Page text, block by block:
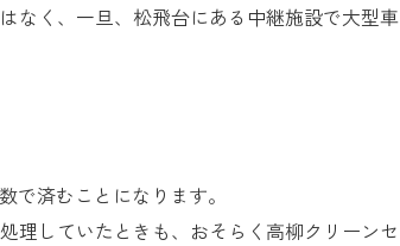
なく、一旦、松飛台にある中継施設で大型車
で済むことになります。
理していたときも、おそらく高柳クリーンセ